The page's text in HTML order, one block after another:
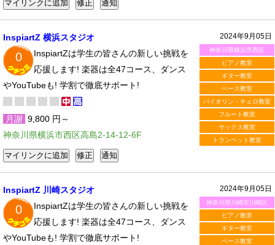
2024年9月05日
神奈川県横浜市西区
ピアノ教室
ギター教室
ベース教室
バイオリン・チェロ教室
フルート教室
サックス教室
トランペット教室
InspiartZ 横浜スタジオ
0
InspiartZは学生の皆さんの新しい挑戦を
応援します! 楽器は全47コース、ダンス
やYouTubeも! 学割で徹底サポート!
月謝 9,800 円～
神奈川県横浜市西区高島2-14-12-6F
2024年9月05日
神奈川県川崎市川崎区
ピアノ教室
ギター教室
ベース教室
InspiartZ 川崎スタジオ
0
InspiartZは学生の皆さんの新しい挑戦を
応援します! 楽器は全47コース、ダンス
やYouTubeも! 学割で徹底サポート!